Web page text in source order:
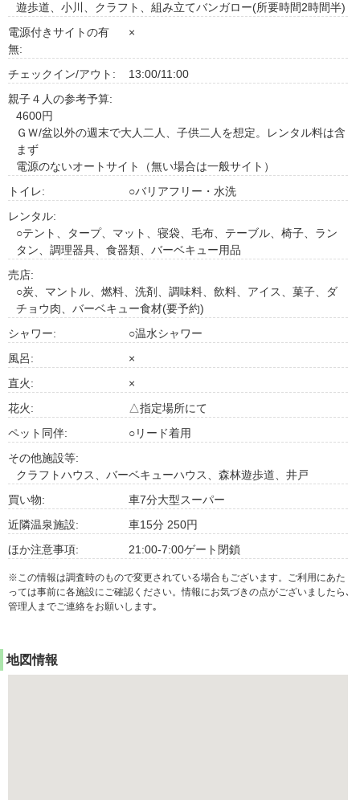
遊歩道、小川、クラフト、組み立てバンガロー(所要時間2時間半)
電源付きサイトの有
無:
×
チェックイン/アウト:
13:00/11:00
親子４人の参考予算:
4600円
ＧＷ/盆以外の週末で大人二人、子供二人を想定。レンタル料は含
まず
電源のないオートサイト（無い場合は一般サイト）
トイレ:
○バリアフリー・水洗
レンタル:
○テント、タープ、マット、寝袋、毛布、テーブル、椅子、ラン
タン、調理器具、食器類、バーベキュー用品
売店:
○炭、マントル、燃料、洗剤、調味料、飲料、アイス、菓子、ダ
チョウ肉、バーベキュー食材(要予約)
シャワー:
○温水シャワー
風呂:
×
直火:
×
花火:
△指定場所にて
ペット同伴:
○リード着用
その他施設等:
クラフトハウス、バーベキューハウス、森林遊歩道、井戸
買い物:
車7分大型スーパー
近隣温泉施設:
車15分 250円
ほか注意事項:
21:00-7:00ゲート閉鎖
※この情報は調査時のもので変更されている場合もございます。ご利用にあた
っては事前に各施設にご確認ください。情報にお気づきの点がございましたら､
管理人までご連絡をお願いします｡
地図情報